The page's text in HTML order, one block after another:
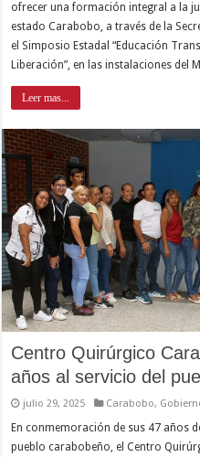
ofrecer una formación integral a la
estado Carabobo, a través de la
el Simposio Estadal “Educación
Liberación”, en las instalaciones del
Leer mas...
Centro Quirúrgico
años al servicio del
julio 29, 2025 Carabobo,
En conmemoración de sus 47 años
pueblo carabobeño, el Centro